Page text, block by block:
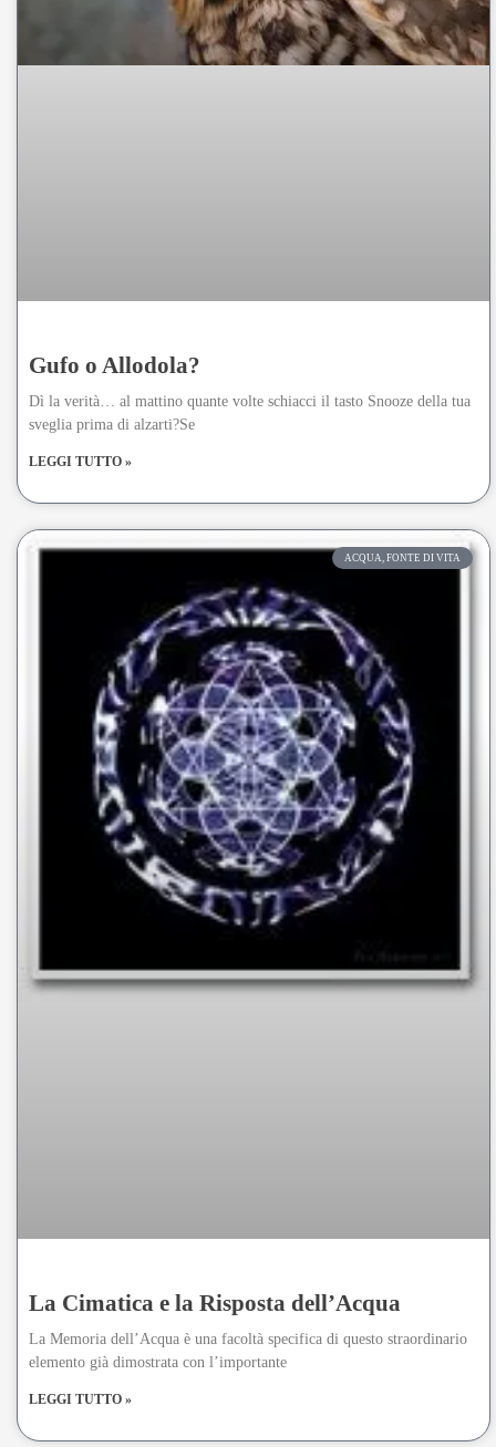
Gufo o Allodola?
Dì la verità… al mattino quante volte schiacci il tasto Snooze della tua
sveglia prima di alzarti?Se
LEGGI TUTTO »
ACQUA, FONTE DI VITA
La Cimatica e la Risposta dell’Acqua
La Memoria dell’Acqua è una facoltà specifica di questo straordinario
elemento già dimostrata con l’importante
LEGGI TUTTO »